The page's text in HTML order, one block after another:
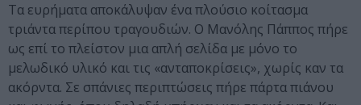
Τα ευρήματα αποκάλυψαν ένα πλούσιο κοίτασμα
τριάντα περίπου τραγουδιών. Ο Μανόλης Πάππος πήρε
ως επί το πλείστον μια απλή σελίδα με μόνο το
μελωδικό υλικό και τις «ανταποκρίσεις», χωρίς καν τα
ακόρντα. Σε σπάνιες περιπτώσεις πήρε πάρτα πιάνου